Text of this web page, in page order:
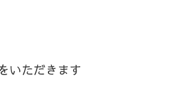
いただきます